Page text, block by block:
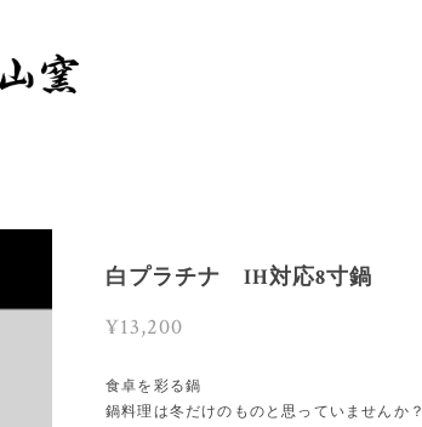
白プラチナ IH対応8寸鍋
¥13,200
食卓を彩る鍋
鍋料理は冬だけのものと思っていませんか？